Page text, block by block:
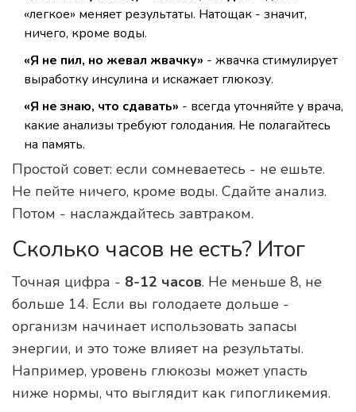
«легкое» меняет результаты. Натощак - значит,
ничего, кроме воды.
«Я не пил, но жевал жвачку» - жвачка стимулирует
выработку инсулина и искажает глюкозу.
«Я не знаю, что сдавать» - всегда уточняйте у врача,
какие анализы требуют голодания. Не полагайтесь
на память.
Простой совет: если сомневаетесь - не ешьте.
Не пейте ничего, кроме воды. Сдайте анализ.
Потом - наслаждайтесь завтраком.
Сколько часов не есть? Итог
Точная цифра - 8-12 часов. Не меньше 8, не
больше 14. Если вы голодаете дольше -
организм начинает использовать запасы
энергии, и это тоже влияет на результаты.
Например, уровень глюкозы может упасть
ниже нормы, что выглядит как гипогликемия.